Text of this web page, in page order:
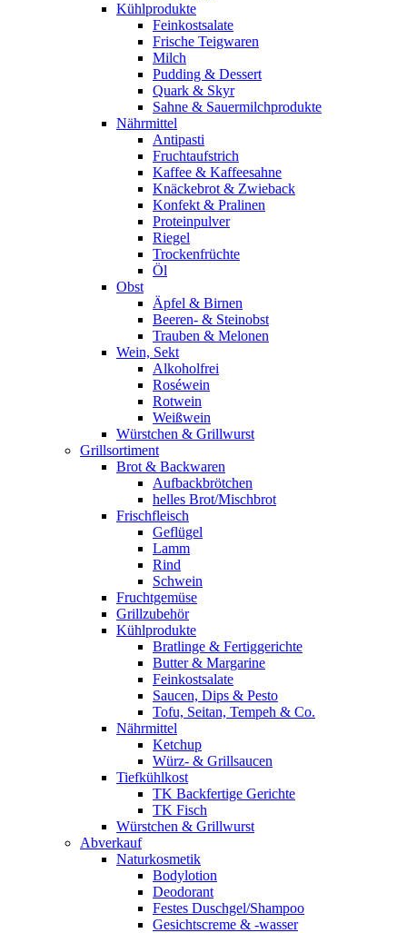
Kühlprodukte
Feinkostsalate
Frische Teigwaren
Milch
Pudding & Dessert
Quark & Skyr
Sahne & Sauermilchprodukte
Nährmittel
Antipasti
Fruchtaufstrich
Kaffee & Kaffeesahne
Knäckebrot & Zwieback
Konfekt & Pralinen
Proteinpulver
Riegel
Trockenfrüchte
Öl
Obst
Äpfel & Birnen
Beeren- & Steinobst
Trauben & Melonen
Wein, Sekt
Alkoholfrei
Roséwein
Rotwein
Weißwein
Würstchen & Grillwurst
Grillsortiment
Brot & Backwaren
Aufbackbrötchen
helles Brot/Mischbrot
Frischfleisch
Geflügel
Lamm
Rind
Schwein
Fruchtgemüse
Grillzubehör
Kühlprodukte
Bratlinge & Fertiggerichte
Butter & Margarine
Feinkostsalate
Saucen, Dips & Pesto
Tofu, Seitan, Tempeh & Co.
Nährmittel
Ketchup
Würz- & Grillsaucen
Tiefkühlkost
TK Backfertige Gerichte
TK Fisch
Würstchen & Grillwurst
Abverkauf
Naturkosmetik
Bodylotion
Deodorant
Festes Duschgel/Shampoo
Gesichtscreme & -wasser